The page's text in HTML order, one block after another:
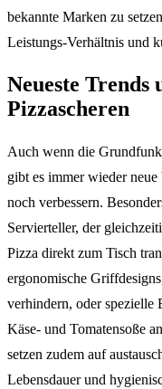
bekannte Marken zu
Leistungs-Verhältnis und
Neueste Trends
Pizzascheren
Auch wenn die
gibt es immer wieder
noch verbessern.
Servierteller, der
Pizza direkt zum Tisch
ergonomische
verhindern, oder spezielle
Käse- und Tomatensoße
setzen zudem auf
Lebensdauer und